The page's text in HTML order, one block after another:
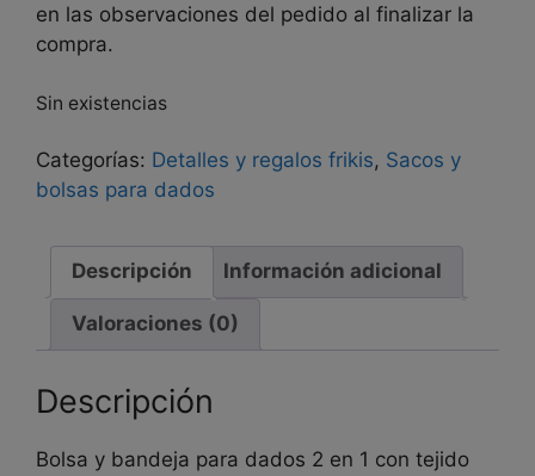
en las observaciones del pedido al finalizar la
compra.
Sin existencias
Categorías: Detalles y regalos frikis, Sacos y
bolsas para dados
Descripción Información adicional
Valoraciones (0)
Descripción
Bolsa y bandeja para dados 2 en 1 con tejido